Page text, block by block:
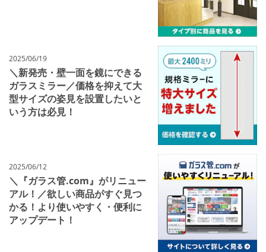
＼新発売・壁一面を鏡にできる
ガラスミラー／価格を抑えて大
型サイズの姿見を設置したいと
いう方は必見！
2025/06/19
＼『ガラス管.com』がリニュー
アル！／欲しい商品がすぐ見つ
かる！より使いやすく・便利に
アップデート！
2025/06/12